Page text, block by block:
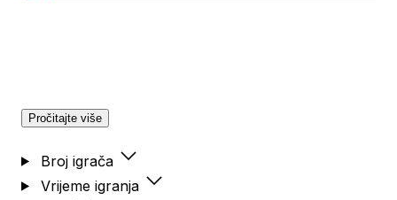
Pročitajte više
Broj igrača
Vrijeme igranja